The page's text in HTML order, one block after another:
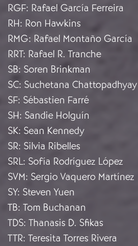
RGF: Rafael García Ferreira
RH: Ron Hawkins
RMG: Rafael Montaño García
RRT: Rafael R. Tranche
SB: Soren Brinkman
SC: Suchetana Chattopadhyay
SF: Sébastien Farré
SH: Sandie Holguín
SK: Sean Kennedy
SR: Silvia Ribelles
SRL: Sofía Rodríguez López
SVM: Sergio Vaquero Martínez
SY: Steven Yuen
TB: Tom Buchanan
TDS: Thanasis D. Sfikas
TTR: Teresita Torres Rivera